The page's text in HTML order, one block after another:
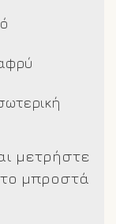
μετρήστε
μπροστά